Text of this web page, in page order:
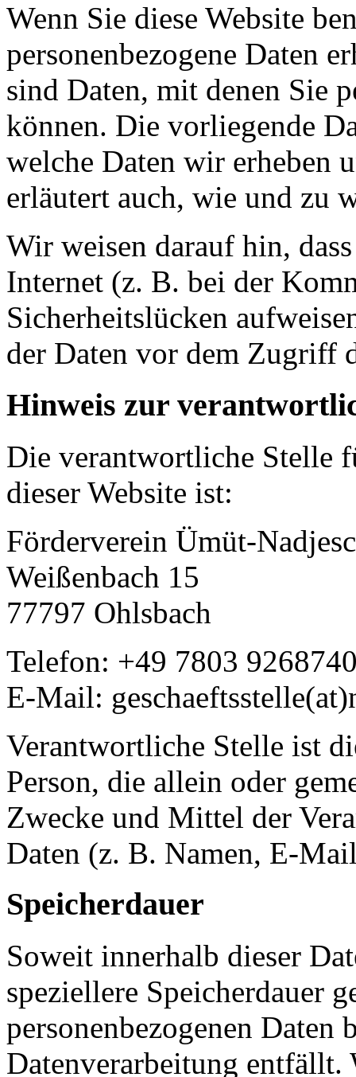
Wenn Sie diese Website
personenbezogene Daten
sind Daten, mit denen Sie
können. Die vorliegende
welche Daten wir erheben
erläutert auch, wie und zu
Wir weisen darauf hin,
Internet (z. B. bei der
Sicherheitslücken
der Daten vor dem Zugriff
Hinweis zur
Die verantwortliche Stelle
dieser Website ist:
Förderverein Ümüt-
Weißenbach 15
77797 Ohlsbach
Telefon: +49 7803
E-Mail:
Verantwortliche Stelle ist
Person, die allein oder
Zwecke und Mittel der
Daten (z. B. Namen, E-
Speicherdauer
Soweit innerhalb dieser
speziellere Speicherdauer
personenbezogenen
Datenverarbeitung entfällt.